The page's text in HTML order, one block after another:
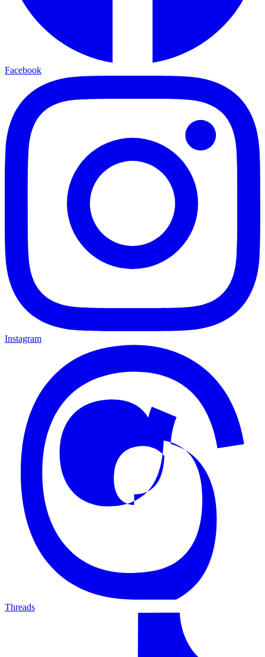
Facebook
Instagram
Threads